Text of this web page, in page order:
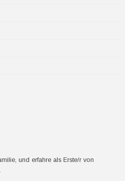
und erfahre als Erste/r von